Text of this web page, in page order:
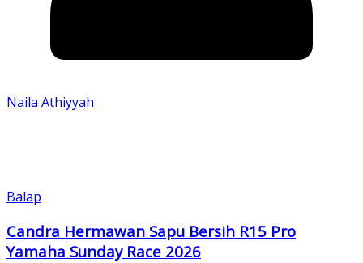
Naila Athiyyah
Balap
Candra Hermawan Sapu Bersih R15 Pro
Yamaha Sunday Race 2026